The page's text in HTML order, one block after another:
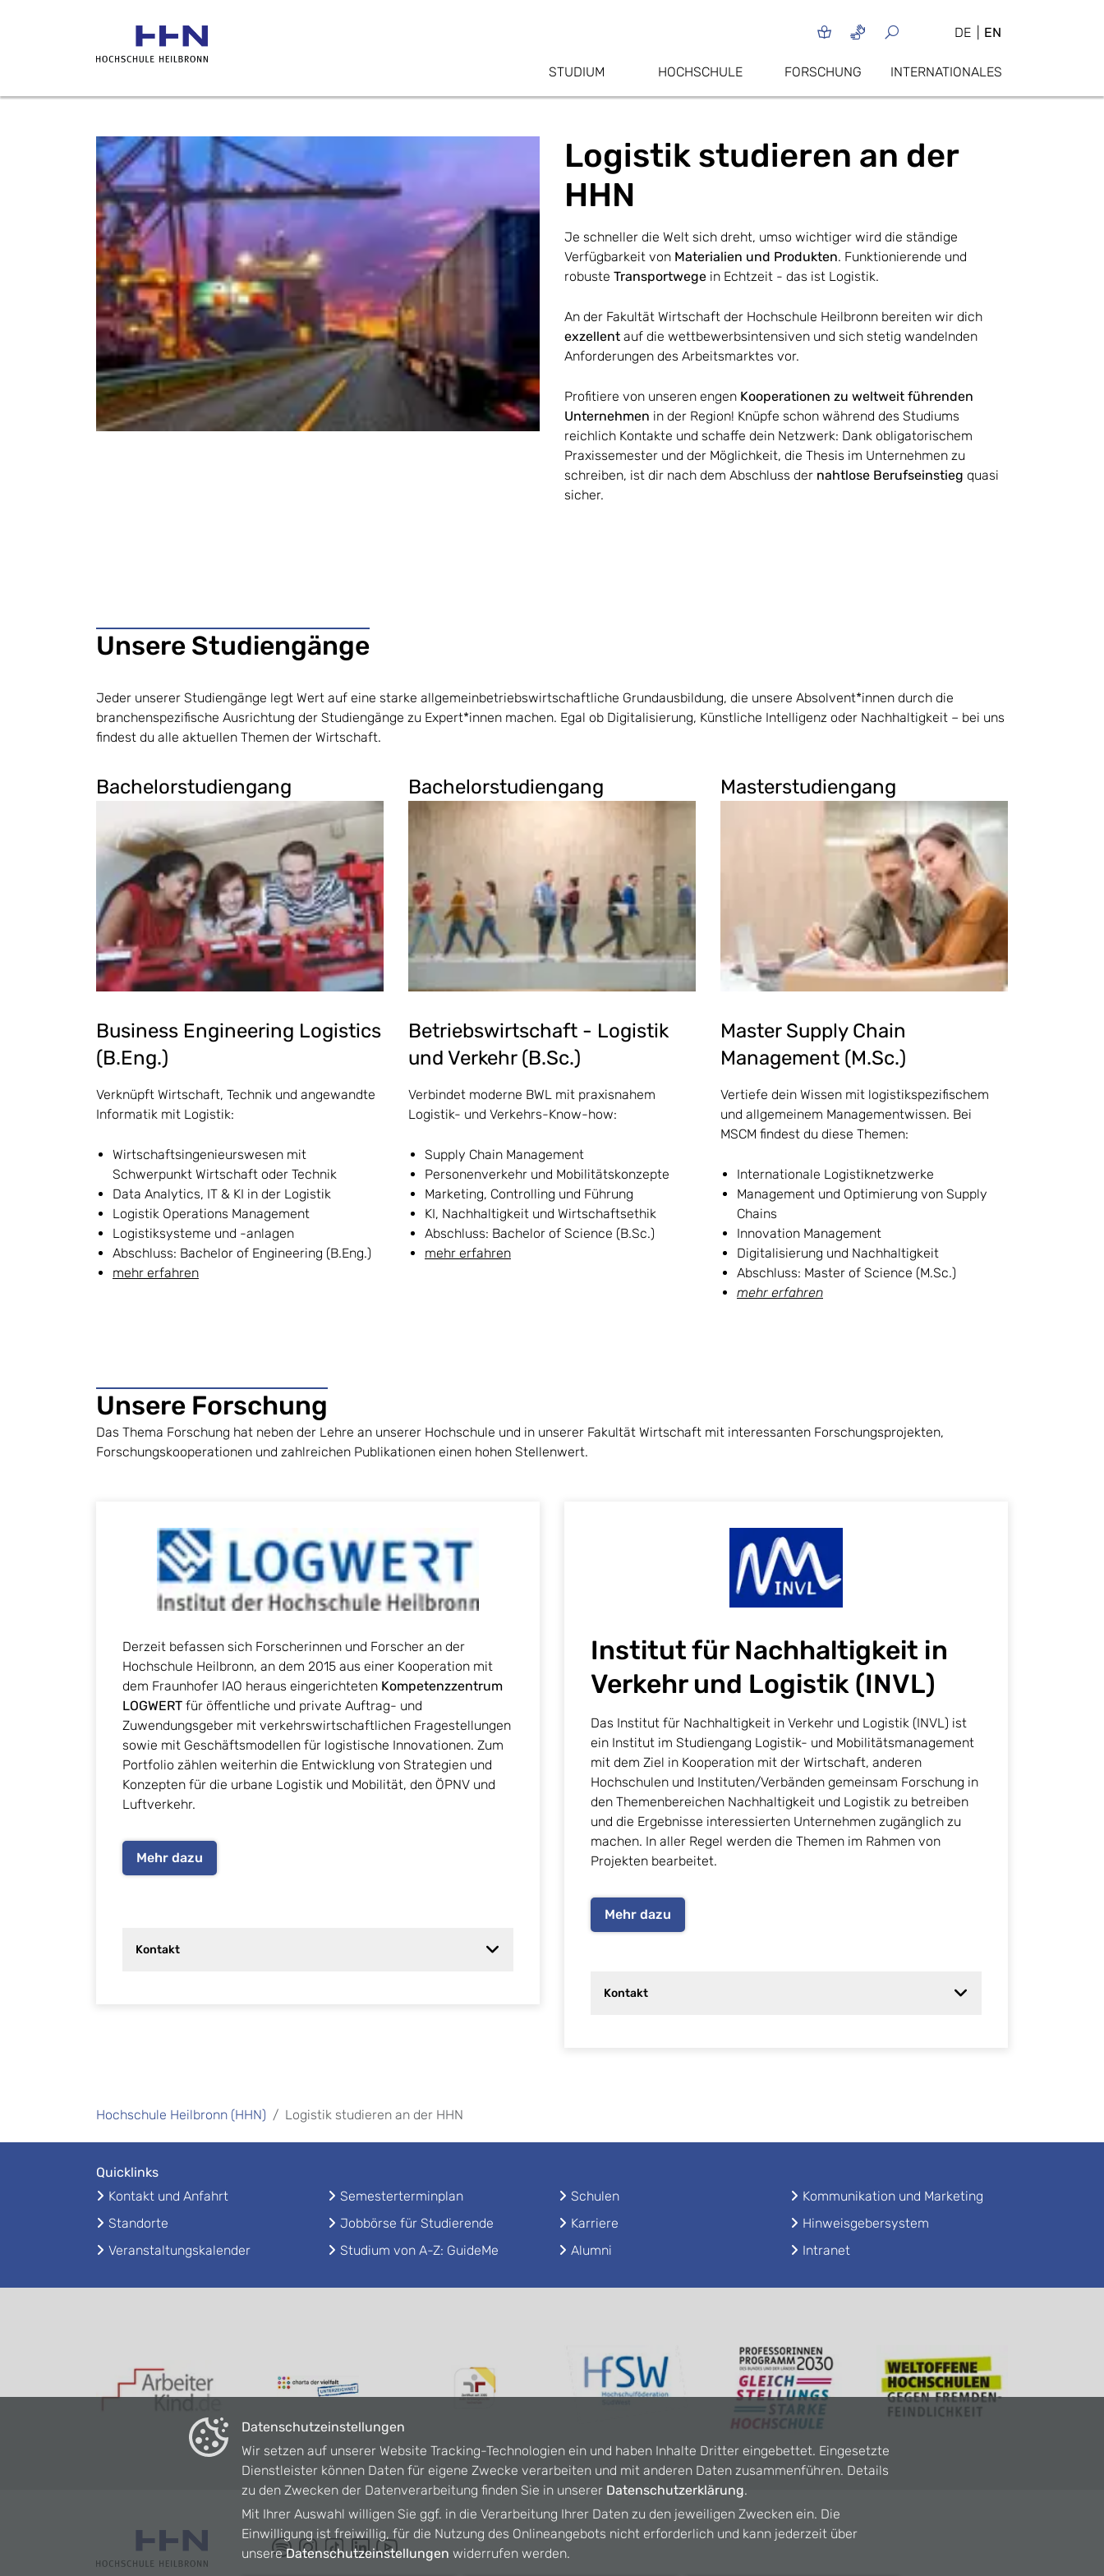
DE EN
STUDIUM HOCHSCHULE FORSCHUNG INTERNATIONALES
Logistik studieren an der
HHN
Je schneller die Welt sich dreht, umso wichtiger wird die ständige
Verfügbarkeit von Materialien und Produkten. Funktionierende und
robuste Transportwege in Echtzeit - das ist Logistik.
An der Fakultät Wirtschaft der Hochschule Heilbronn bereiten wir dich
exzellent auf die wettbewerbsintensiven und sich stetig wandelnden
Anforderungen des Arbeitsmarktes vor.
Profitiere von unseren engen Kooperationen zu weltweit führenden
Unternehmen in der Region! Knüpfe schon während des Studiums
reichlich Kontakte und schaffe dein Netzwerk: Dank obligatorischem
Praxissemester und der Möglichkeit, die Thesis im Unternehmen zu
schreiben, ist dir nach dem Abschluss der nahtlose Berufseinstieg quasi
sicher.
Unsere Studiengänge
Jeder unserer Studiengänge legt Wert auf eine starke allgemeinbetriebswirtschaftliche Grundausbildung, die unsere Absolvent*innen durch die
branchenspezifische Ausrichtung der Studiengänge zu Expert*innen machen. Egal ob Digitalisierung, Künstliche Intelligenz oder Nachhaltigkeit – bei uns
findest du alle aktuellen Themen der Wirtschaft.
Bachelorstudiengang
Business Engineering Logistics
(B.Eng.)
Verknüpft Wirtschaft, Technik und angewandte
Informatik mit Logistik:
Wirtschaftsingenieurswesen mit
Schwerpunkt Wirtschaft oder Technik
Data Analytics, IT & KI in der Logistik
Logistik Operations Management
Logistiksysteme und -anlagen
Abschluss: Bachelor of Engineering (B.Eng.)
mehr erfahren
Bachelorstudiengang
Betriebswirtschaft - Logistik
und Verkehr (B.Sc.)
Verbindet moderne BWL mit praxisnahem
Logistik- und Verkehrs-Know-how:
Supply Chain Management
Personenverkehr und Mobilitätskonzepte
Marketing, Controlling und Führung
KI, Nachhaltigkeit und Wirtschaftsethik
Abschluss: Bachelor of Science (B.Sc.)
mehr erfahren
Masterstudiengang
Master Supply Chain
Management (M.Sc.)
Vertiefe dein Wissen mit logistikspezifischem
und allgemeinem Managementwissen. Bei
MSCM findest du diese Themen:
Internationale Logistiknetzwerke
Management und Optimierung von Supply
Chains
Innovation Management
Digitalisierung und Nachhaltigkeit
Abschluss: Master of Science (M.Sc.)
mehr erfahren
Unsere Forschung
Das Thema Forschung hat neben der Lehre an unserer Hochschule und in unserer Fakultät Wirtschaft mit interessanten Forschungsprojekten,
Forschungskooperationen und zahlreichen Publikationen einen hohen Stellenwert.
Derzeit befassen sich Forscherinnen und Forscher an der
Hochschule Heilbronn, an dem 2015 aus einer Kooperation mit
dem Fraunhofer IAO heraus eingerichteten Kompetenzzentrum
LOGWERT für öffentliche und private Auftrag- und
Zuwendungsgeber mit verkehrswirtschaftlichen Fragestellungen
sowie mit Geschäftsmodellen für logistische Innovationen. Zum
Portfolio zählen weiterhin die Entwicklung von Strategien und
Konzepten für die urbane Logistik und Mobilität, den ÖPNV und
Luftverkehr.
Mehr dazu
Kontakt
Institut für Nachhaltigkeit in
Verkehr und Logistik (INVL)
Das Institut für Nachhaltigkeit in Verkehr und Logistik (INVL) ist
ein Institut im Studiengang Logistik- und Mobilitätsmanagement
mit dem Ziel in Kooperation mit der Wirtschaft, anderen
Hochschulen und Instituten/Verbänden gemeinsam Forschung in
den Themenbereichen Nachhaltigkeit und Logistik zu betreiben
und die Ergebnisse interessierten Unternehmen zugänglich zu
machen. In aller Regel werden die Themen im Rahmen von
Projekten bearbeitet.
Mehr dazu
Kontakt
Hochschule Heilbronn (HHN) Logistik studieren an der HHN
Quicklinks
Kontakt und Anfahrt
Standorte
Veranstaltungskalender
Semesterterminplan
Jobbörse für Studierende
Studium von A-Z: GuideMe
Schulen
Karriere
Alumni
Kommunikation und Marketing
Hinweisgebersystem
Intranet
Datenschutzeinstellungen
Wir setzen auf unserer Website Tracking-Technologien ein und haben Inhalte Dritter eingebettet. Eingesetzte
Dienstleister können Daten für eigene Zwecke verarbeiten und mit anderen Daten zusammenführen. Details
zu den Zwecken der Datenverarbeitung finden Sie in unserer Datenschutzerklärung.
Mit Ihrer Auswahl willigen Sie ggf. in die Verarbeitung Ihrer Daten zu den jeweiligen Zwecken ein. Die
Einwilligung ist freiwillig, für die Nutzung des Onlineangebots nicht erforderlich und kann jederzeit über
unsereDatenschutzeinstellungen widerrufen werden.